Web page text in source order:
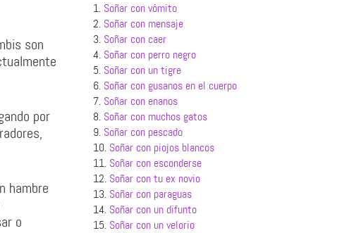
son
por
hambre
o
1. Soñar con vómito
2. Soñar con mensaje
3. Soñar con caer
4. Soñar con perro negro
5. Soñar con un tigre
6. Soñar con gusanos en el cuerpo
7. Soñar con enanos
8. Soñar con muchos gatos
9. Soñar con pescado
10. Soñar con piojos blancos
11. Soñar con esconderse
12. Soñar con tu ex novio
13. Soñar con paraguas
14. Soñar con un difunto
15. Soñar con un velorio